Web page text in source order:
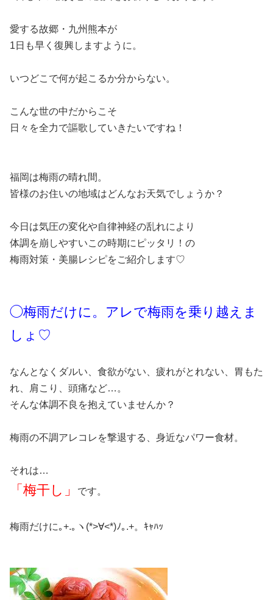
愛する故郷・九州熊本が
1日も早く復興しますように。
いつどこで何が起こるか分からない。
こんな世の中だからこそ
日々を全力で謳歌していきたいですね！
福岡は梅雨の晴れ間。
皆様のお住いの地域はどんなお天気でしょうか？
今日は気圧の変化や自律神経の乱れにより
体調を崩しやすいこの時期にピッタリ！の
梅雨対策・美腸レシピをご紹介します♡
◯梅雨だけに。アレで梅雨を乗り越えま
しょ♡
なんとなくダルい、食欲がない、疲れがとれない、胃もた
れ、肩こり、頭痛など…。
そんな体調不良を抱えていませんか？
梅雨の不調アレコレを撃退する、身近なパワー食材。
それは…
「梅干し」 です。
梅雨だけに｡+.｡ヽ(*>∀<*)ﾉ｡.+。ｷｬﾊｯ